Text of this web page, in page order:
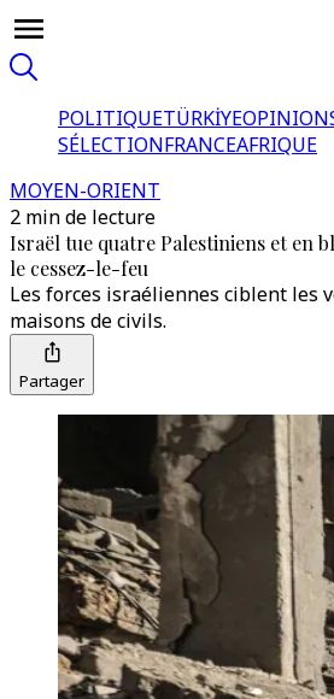
POLITIQUETÜRKİYE
SÉLECTIONFRANCEAFRIQUE
MOYEN-ORIENT
2 min de lecture
Israël tue quatre Palestiniens et en
le cessez-le-feu
Les forces israéliennes ciblent les
maisons de civils.
Partager